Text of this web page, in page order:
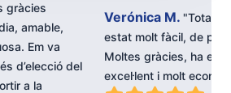
gràcies
amable,
Em va
d’elecció del
a la
Verónica M. "Tota la
estat molt fàcil, de
Moltes gràcies, ha
excel·lent i molt